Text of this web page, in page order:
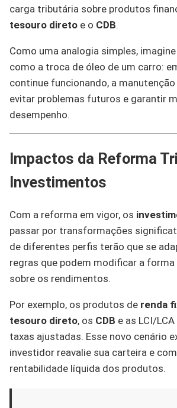
carga tributária sobre produtos
tesouro direto e o CDB.
Como uma analogia simples,
como a troca de óleo de um carro:
continue funcionando, a
evitar problemas futuros e garantir
desempenho.
Impactos da Reforma
Investimentos
Com a reforma em vigor, os
passar por transformações
de diferentes perfis terão que se
regras que podem modificar a
sobre os rendimentos.
Por exemplo, os produtos de renda
tesouro direto, os CDB e as LCI/
taxas ajustadas. Esse novo cenário
investidor reavalie sua carteira e
rentabilidade líquida dos produtos.